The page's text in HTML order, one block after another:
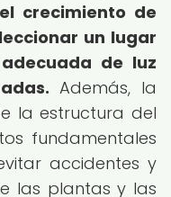
crecimiento de
un lugar
de luz
Además, la
la estructura del
fundamentales
accidentes y
las plantas y las